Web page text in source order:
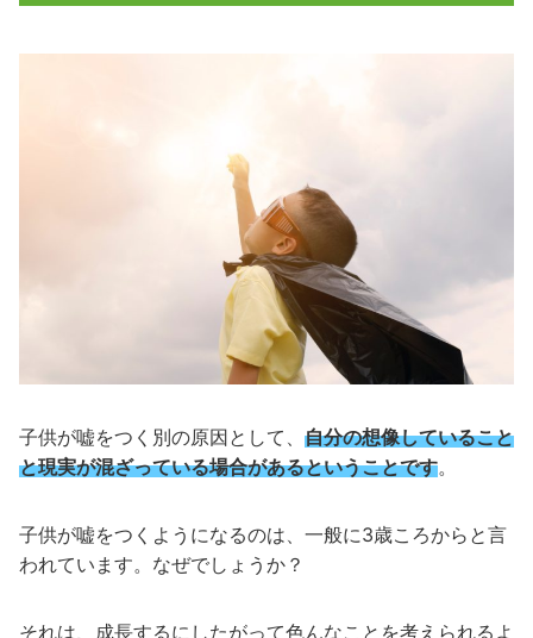
子供が嘘をつく別の原因として、 自分の想像していること
と現実が混ざっている場合があるということです。
子供が嘘をつくようになるのは、一般に3歳ころからと言
われています。なぜでしょうか？
それは、成長するにしたがって色んなことを考えられるよ